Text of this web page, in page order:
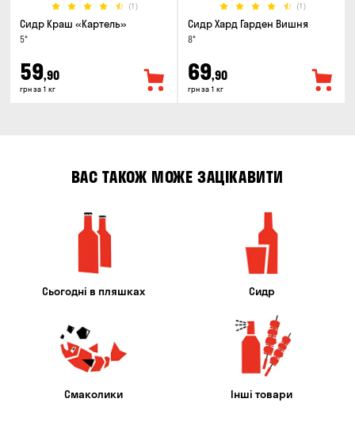
(1)
Сидр Краш «Картель»
5°
59,90
грн за 1 кг
(1)
Сидр Хард Гарден Вишня
8°
69,90
грн за 1 кг
ВАС ТАКОЖ МОЖЕ ЗАЦІКАВИТИ
Сьогодні в пляшках Сидр
Смаколики Інші товари